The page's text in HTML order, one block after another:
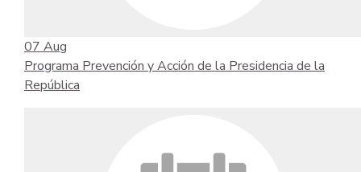
07 Aug
Programa Prevención y Acción de la Presidencia de la
República